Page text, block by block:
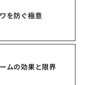
を防ぐ極意
ムの効果と限界